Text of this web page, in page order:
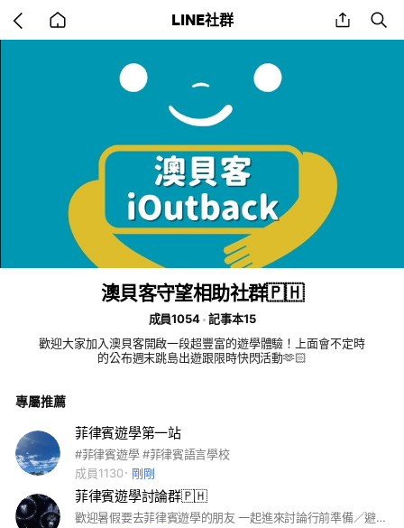
back
to
LINE社群 share
澳貝客守望相助社群🇵🇭
成員1054
記事本15
歡迎大家加入澳貝客開啟一段超豐富的遊學體驗！上面會不定時
的公布週末跳島出遊跟限時快閃活動🫶🏻
專屬推薦
菲律賓遊學第一站
#菲律賓遊學 #菲律賓語言學校
成員1130
剛剛
菲律賓遊學討論群🇵🇭
歡迎暑假要去菲律賓遊學的朋友 一起進來討論行前準備／避雷／好吃好玩等 #語言學校 #宿霧 #菲律賓